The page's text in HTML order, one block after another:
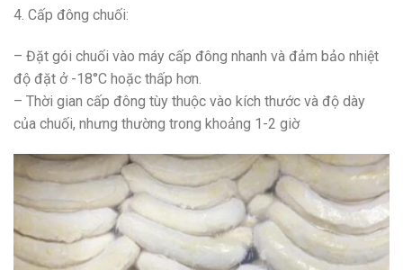
4. Cấp đông chuối:
– Đặt gói chuối vào máy cấp đông nhanh và đảm bảo nhiệt
độ đặt ở -18°C hoặc thấp hơn.
– Thời gian cấp đông tùy thuộc vào kích thước và độ dày
của chuối, nhưng thường trong khoảng 1-2 giờ